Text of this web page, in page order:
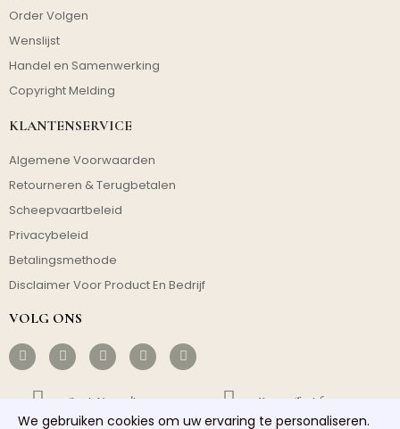
Order Volgen
Wenslijst
Handel en Samenwerking
Copyright Melding
KLANTENSERVICE
Algemene Voorwaarden
Retourneren & Terugbetalen
Scheepvaartbeleid
Privacybeleid
Betalingsmethode
Disclaimer Voor Product En Bedrijf
VOLG ONS
Gratis Verzending Kosteneffectief
We gebruiken cookies om uw ervaring te personaliseren.